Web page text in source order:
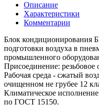
Описание
Характеристики
Комментарии
Блок кондиционирования
подготовки воздуха в
промышленного
Присоединение: резьбовое
Рабочая среда - сжатый
очищенном не грубее 12
Климатическое
по ГОСТ 15150.